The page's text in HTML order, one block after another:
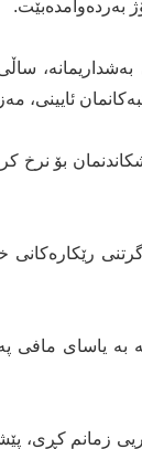
ئایینى،
رێکارەکانى
بە یاساى مافى
زمانم کڕی،